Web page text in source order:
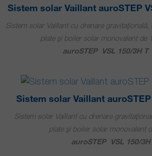
Sistem solar Vaillant auroSTEP
Sistem solar Vaillant cu drenare
plate şi boiler solar monovalent de
auroSTEP VSL 150/3H T
Sistem solar Vaillant
Sistem solar Vaillant cu drenare
plate şi boiler solar monovalent
auroSTEP VSL 150/3H